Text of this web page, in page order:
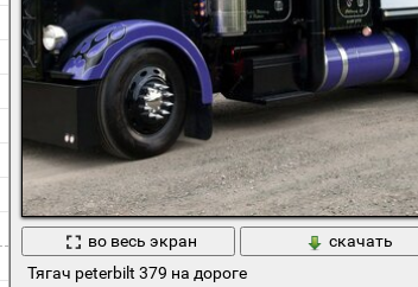
во весь экран
скачать
Тягач peterbilt 379 на дороге